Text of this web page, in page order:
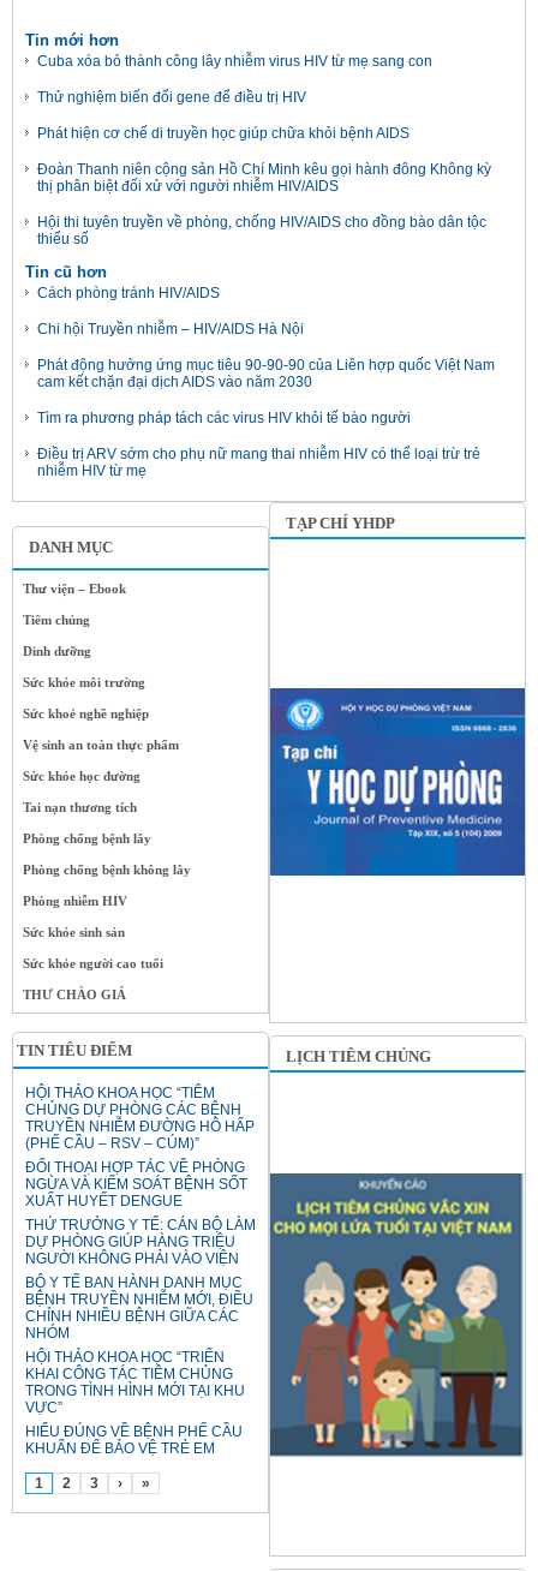
DANH MỤC
Thư viện – Ebook
Tiêm chủng
Dinh dưỡng
Sức khỏe môi trường
Sức khoẻ nghề nghiệp
Vệ sinh an toàn thực phẩm
Sức khỏe học đường
Tai nạn thương tích
Phòng chống bệnh lây
Phòng chống bệnh không lây
Phòng nhiễm HIV
Sức khỏe sinh sản
Sức khỏe người cao tuổi
THƯ CHÀO GIÁ
TIN TIÊU ĐIỂM
HỘI THẢO KHOA HỌC “TIÊM
CHỦNG DỰ PHÒNG CÁC BỆNH
TRUYỀN NHIỄM ĐƯỜNG HÔ HẤP
(PHẾ CẦU – RSV – CÚM)”
ĐỐI THOẠI HỢP TÁC VỀ PHÒNG
NGỪA VÀ KIỂM SOÁT BỆNH SỐT
XUẤT HUYẾT DENGUE
THỨ TRƯỞNG Y TẾ: CÁN BỘ LÀM
DỰ PHÒNG GIÚP HÀNG TRIỆU
NGƯỜI KHÔNG PHẢI VÀO VIỆN
BỘ Y TẾ BAN HÀNH DANH MỤC
BỆNH TRUYỀN NHIỄM MỚI, ĐIỀU
CHỈNH NHIỀU BỆNH GIỮA CÁC
NHÓM
HỘI THẢO KHOA HỌC “TRIỂN
KHAI CÔNG TÁC TIÊM CHỦNG
TRONG TÌNH HÌNH MỚI TẠI KHU
VỰC”
HIỂU ĐÚNG VỀ BỆNH PHẾ CẦU
KHUẨN ĐỂ BẢO VỆ TRẺ EM
1 2 3 › »
Tin mới hơn
Cuba xóa bỏ thành công lây nhiễm virus HIV từ mẹ sang con
Thử nghiệm biến đổi gene để điều trị HIV
Phát hiện cơ chế di truyền học giúp chữa khỏi bệnh AIDS
Đoàn Thanh niên cộng sản Hồ Chí Minh kêu gọi hành đông Không kỳ
thị phân biệt đối xử với người nhiễm HIV/AIDS
Hội thi tuyên truyền về phòng, chống HIV/AIDS cho đồng bào dân tộc
thiểu số
Tin cũ hơn
Cách phòng tránh HIV/AIDS
Chi hội Truyền nhiễm – HIV/AIDS Hà Nội
Phát động hưởng ứng mục tiêu 90-90-90 của Liên hợp quốc Việt Nam
cam kết chặn đại dịch AIDS vào năm 2030
Tìm ra phương pháp tách các virus HIV khỏi tế bào người
Điều trị ARV sớm cho phụ nữ mang thai nhiễm HIV có thể loại trừ trẻ
nhiễm HIV từ mẹ
TẠP CHÍ YHDP
LỊCH TIÊM CHỦNG